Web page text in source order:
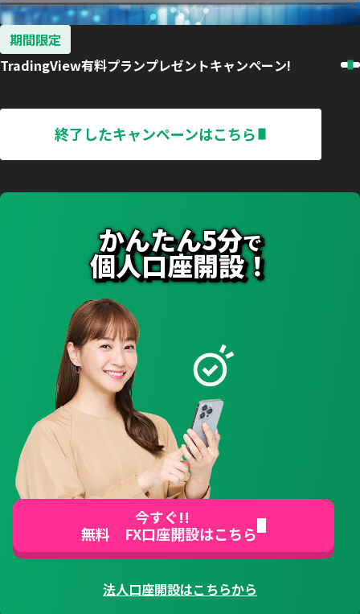
期間限定
TradingView有料プランプレゼントキャンペーン!
終了したキャンペーンはこちら
かんたん5分で
個人口座開設！
今すぐ!!
無料 FX口座開設はこちら
法人口座開設はこちらから